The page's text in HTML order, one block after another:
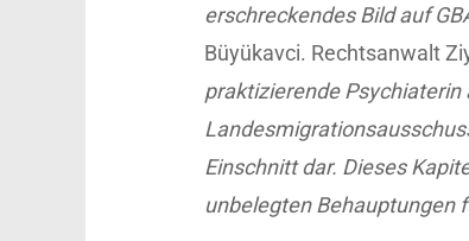
erschreckendes Bild auf
Büyükavci. Rechtsanwalt
praktizierende
Einschnitt dar. Dieses
unbelegten Behauptungen